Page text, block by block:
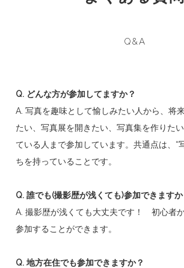
Q&A
Q. どんな方が参加してますか？
A. 写真を趣味として愉しみたい人から、将
たい、写真展を開きたい、写真集を作りた
ている人まで参加しています。共通点は、“
ちを持っていることです。
Q. 誰でも(撮影歴が浅くても)参加できますか
A. 撮影歴が浅くても大丈夫です！ 初心者か
参加することができます。
Q. 地方在住でも参加できますか？